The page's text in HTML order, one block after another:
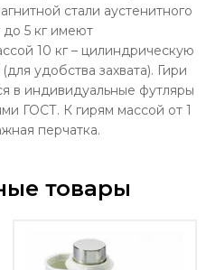
стали аустенитного
до 5 кг имеют
10 кг – цилиндрическую
удобства захвата). Гири
в индивидуальные футляры
ГОСТ. К гирям массой от 1
перчатка.
товары